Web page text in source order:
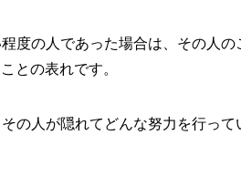
度の人であった場合は、その人
との表れです。
の人が隠れてどんな努力を行っ